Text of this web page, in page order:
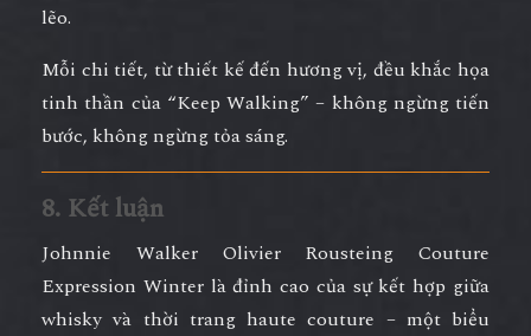
lẽo.
Mỗi chi tiết, từ thiết kế đến hương vị, đều khắc họa
tinh thần của “Keep Walking” – không ngừng tiến
bước, không ngừng tỏa sáng.
8. Kết luận
Johnnie Walker Olivier Rousteing Couture
Expression Winterlàđỉnh cao của sự kết hợp giữa
whisky và thời trang haute couture – một biểu